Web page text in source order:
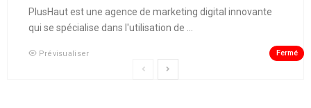
PlusHaut est une agence de marketing digital innovante
qui se spécialise dans l'utilisation de ...
Prévisualiser Fermé